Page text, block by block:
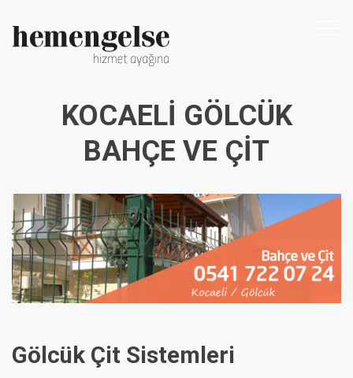
KOCAELI GÖLCÜK
BAHÇE VE ÇIT
Gölcük Çit Sistemleri